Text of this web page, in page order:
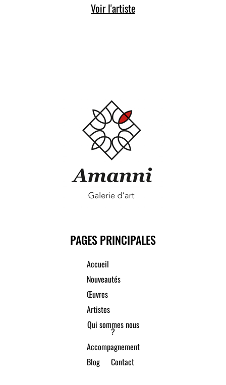
Voir l'artiste
PAGES PRINCIPALES
Accueil
Nouveautés
Œuvres
Artistes
Qui sommes nous
?
Accompagnement
Blog
Contact